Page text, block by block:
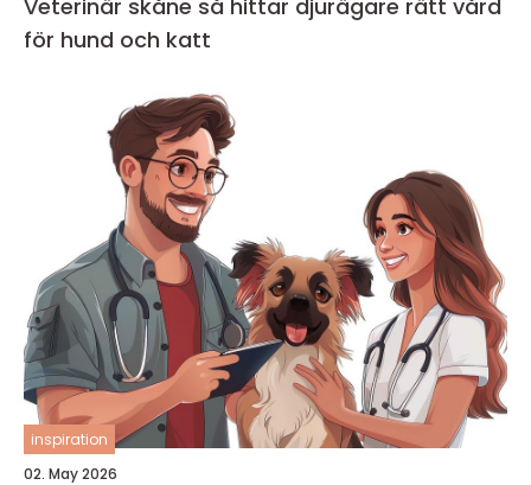
Veterinär skåne så hittar djurägare rätt vård
för hund och katt
inspiration
02. May 2026